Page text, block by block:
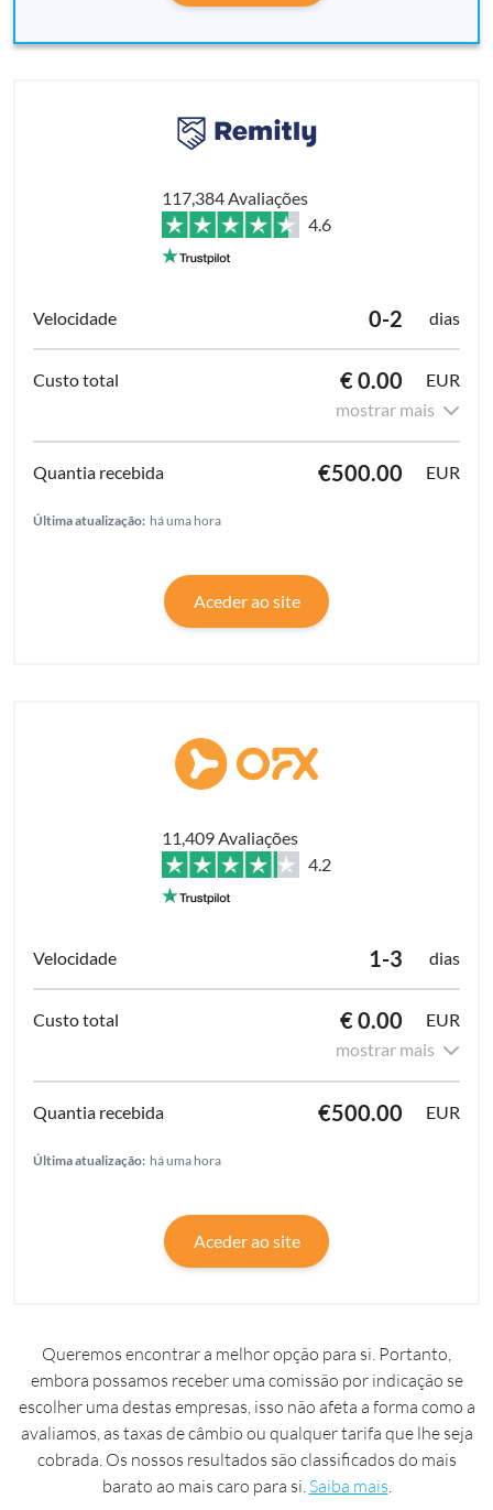
117,384 Avaliações
4.6
0-2 dias
€ 0.00
EUR
mostrar mais
€500.00 EUR
Última atualização: há uma hora
Aceder ao site
11,409 Avaliações
4.2
1-3 dias
€ 0.00
EUR
mostrar mais
€500.00 EUR
Última atualização: há uma hora
Aceder ao site
Queremos encontrar a melhor opção para si. Portanto,
embora possamos receber uma comissão por indicação se
escolher uma destas empresas, isso não afeta a forma como a
avaliamos, as taxas de câmbio ou qualquer tarifa que lhe seja
cobrada. Os nossos resultados são classificados do mais
barato ao mais caro para si. Saiba mais.